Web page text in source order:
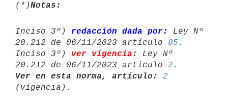
(*)Notas:
Inciso 3º) redacción dada por:
Ley Nº
20.212 de 06/11/2023 artículo 85 .
Inciso 3º) ver vigencia:
Ley Nº
20.212 de 06/11/2023 artículo 2
Ver en esta norma, artículo:
2